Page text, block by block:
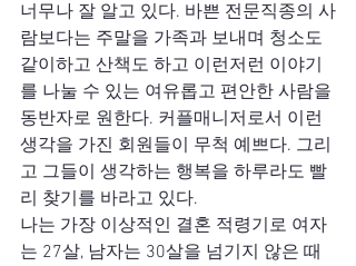
너무나 잘 알고 있다. 바쁜 전문직종의 사
람보다는 주말을 가족과 보내며 청소도
같이하고 산책도 하고 이런저런 이야기
를 나눌 수 있는 여유롭고 편안한 사람을
동반자로 원한다. 커플매니저로서 이런
생각을 가진 회원들이 무척 예쁘다. 그리
고 그들이 생각하는 행복을 하루라도 빨
리 찾기를 바라고 있다.
나는 가장 이상적인 결혼 적령기로 여자
는 27살, 남자는 30살을 넘기지 않은 때